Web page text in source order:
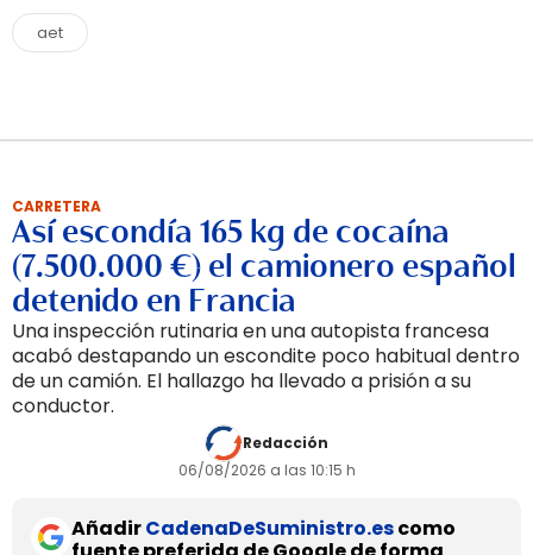
aet
CARRETERA
Así escondía 165 kg de cocaína
(7.500.000 €) el camionero español
detenido en Francia
Una inspección rutinaria en una autopista francesa
acabó destapando un escondite poco habitual dentro
de un camión. El hallazgo ha llevado a prisión a su
conductor.
Redacción
06/08/2026 a las 10:15 h
AñadirCadenaDeSuministro.escomo